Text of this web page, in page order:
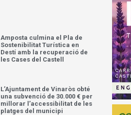
Amposta culmina el Pla de
Sostenibilitat Turística en
Destí amb la recuperació de
les Cases del Castell
L’Ajuntament de Vinaròs obté
una subvenció de 30.000 € per
millorar l’accessibilitat de les
platges del municipi